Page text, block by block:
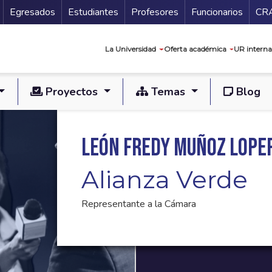
Secundario
Egresados Estudiantes Profesores Funcionarios
La Universidad Oferta académica UR
Proyectos Temas Blog
León Fredy Muñoz
Alianza Verde
Representante a la Cámara